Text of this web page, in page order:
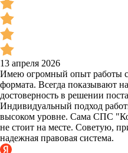
13 апреля 2026
Имею огромный опыт работы
формата. Всегда показывают
достоверность в решении
Индивидуальный подход
высоком уровне. Сама СПС
не стоит на месте. Советую,
надежная правовая система.